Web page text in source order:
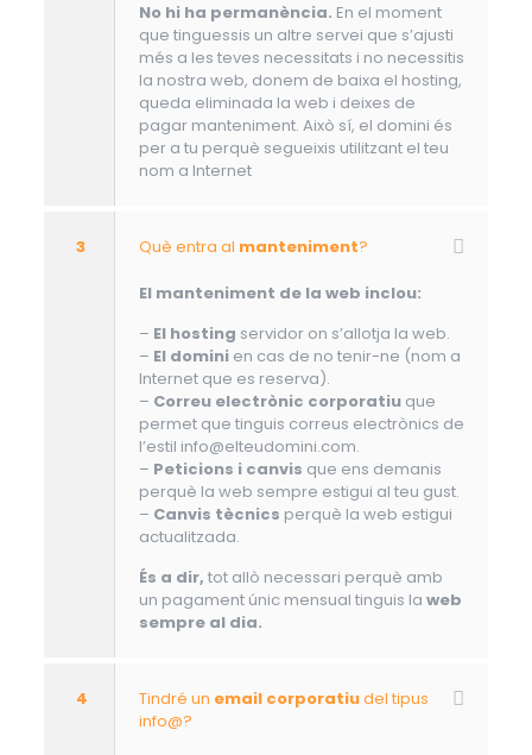
No hi ha permanència. En el moment
que tinguessis un altre servei que s’ajusti
més a les teves necessitats i no necessitis
la nostra web, donem de baixa el hosting,
queda eliminada la web i deixes de
pagar manteniment. Això sí, el domini és
per a tu perquè segueixis utilitzant el teu
nom a Internet
3 Què entra al manteniment?
El manteniment de la web inclou:
– El hosting servidor on s’allotja la web.
– El dominien cas de no tenir-ne (nom a
Internet que es reserva).
– Correu electrònic corporatiuque
permet que tinguis correus electrònics de
l’estil info@elteudomini.com.
– Peticions i canvis que ens demanis
perquè la web sempre estigui al teu gust.
– Canvis tècnics perquè la web estigui
actualitzada.
És a dir, tot allò necessari perquè amb
un pagament únic mensual tinguis la web
sempre al dia.
4 Tindré un email corporatiudel tipus
info@?